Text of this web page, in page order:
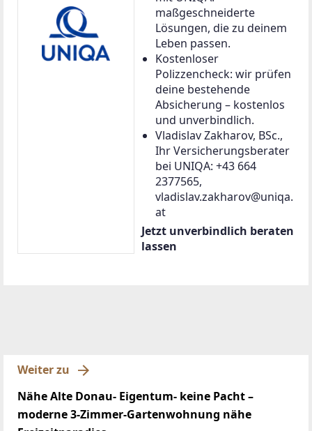
maßgeschneiderte
Lösungen, die zu deinem
Leben passen.
Kostenloser
Polizzencheck: wir prüfen
deine bestehende
Absicherung – kostenlos
und unverbindlich.
Vladislav Zakharov, BSc.,
Ihr Versicherungsberater
bei UNIQA: +43 664
2377565,
vladislav.zakharov@uniqa.
at
Jetzt unverbindlich beraten
lassen
Weiter zu
Nähe Alte Donau- Eigentum- keine Pacht –
moderne 3-Zimmer-Gartenwohnung nähe